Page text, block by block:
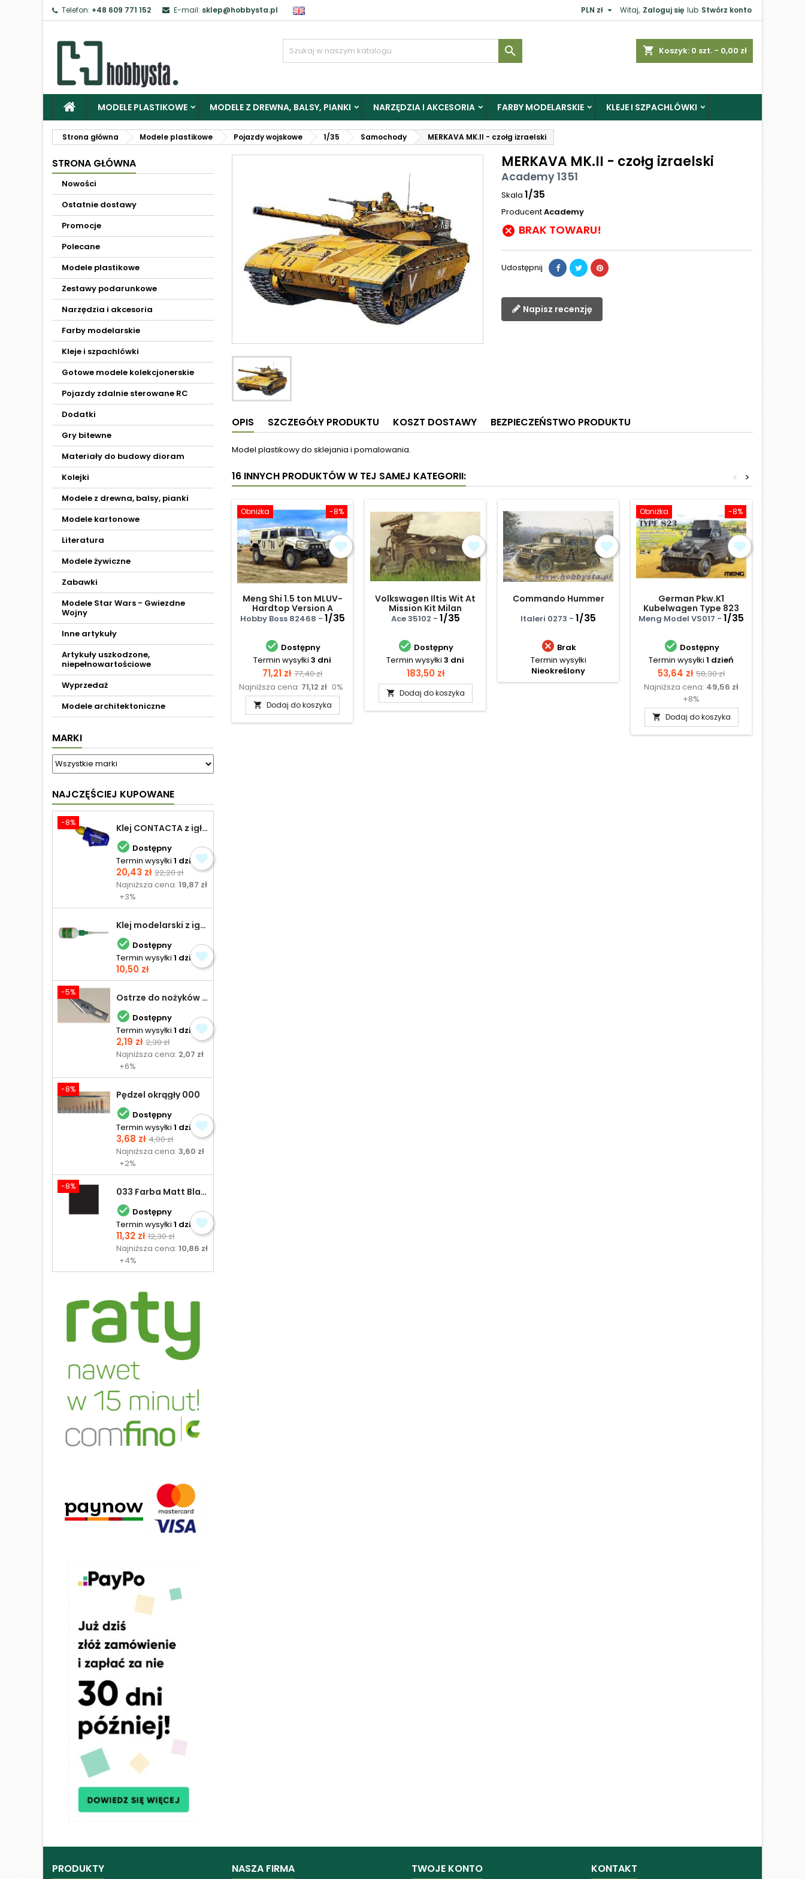
Telefon: +48 609 771 152 E-mail: sklep@hobbysta.pl Witaj, Zaloguj się lub Stwórz konto
PLN zł 
shopping_cart Koszyk: 0 szt. - 0,00 zł

MODELE PLASTIKOWE MODELE Z DREWNA, BALSY, PIANKI NARZĘDZIA I AKCESORIA FARBY MODELARSKIE KLEJE I SZPACHLÓWKI
Strona główna Modele plastikowe Pojazdy wojskowe 1/35 Samochody MERKAVA MK.II - czołg izraelski
STRONA GŁÓWNA
Nowości
Ostatnie dostawy
Promocje
Polecane
Modele plastikowe
Zestawy podarunkowe
Narzędzia i akcesoria
Farby modelarskie
Kleje i szpachlówki
Gotowe modele kolekcjonerskie
Pojazdy zdalnie sterowane RC
Dodatki
Gry bitewne
Materiały do budowy dioram
Kolejki
Modele z drewna, balsy, pianki
Modele kartonowe
Literatura
Modele żywiczne
Zabawki
Modele Star Wars - Gwiezdne
Wojny
Inne artykuły
Artykuły uszkodzone,
niepełnowartościowe
Wyprzedaż
Modele architektoniczne
MARKI
NAJCZĘŚCIEJ KUPOWANE
-8% Klej CONTACTA z igłą do plastiku 25,0 g
 Dostępny
Termin wysyłki 1 dzień
Cena
20,43 zł Cena
podstawowa
22,20 zł
Najniższa cena:19,87 zł
+3%
Klej modelarski z igłą 30 ml
 Dostępny
Termin wysyłki 1 dzień
Cena
10,50 zł
-5% Ostrze do nożyków Excel
 Dostępny
Termin wysyłki 1 dzień
Cena
2,19 zł Cena
podstawowa
2,30 zł
Najniższa cena: 2,07 zł
+6%
-8% Pędzel okrągły 000
 Dostępny
Termin wysyłki 1 dzień
Cena
3,68 zł Cena
podstawowa
4,00 zł
Najniższa cena:3,60 zł
+2%
-8% 033 Farba Matt Black - olejna
 Dostępny
Termin wysyłki 1 dzień
Cena
11,32 zł Cena
podstawowa
12,30 zł
Najniższa cena:10,86 zł
+4%
MERKAVA MK.II - czołg izraelski
Academy 1351
Skala 1/35
ProducentAcademy
 BRAK TOWARU!
Udostępnij
Napisz recenzję
OPIS SZCZEGÓŁY PRODUKTU KOSZT DOSTAWY BEZPIECZEŃSTWO PRODUKTU
Model plastikowy do sklejania i pomalowania.
16 INNYCH PRODUKTÓW W TEJ SAMEJ KATEGORII: >
<
-8%
Obniżka
Meng Shi 1.5 ton MLUV-
Hardtop Version A
Hobby Boss 82468 - 1/35
 Dostępny
Termin wysyłki 3 dni
Cena
71,21 zł Cena
podstawowa
77,40 zł
Najniższa cena: 71,12 zł 0%
 Dodaj do koszyka
Volkswagen Iltis Wit At
Mission Kit Milan
Ace 35102 - 1/35
 Dostępny
Termin wysyłki 3 dni
Cena
183,50 zł
 Dodaj do koszyka
Commando Hummer
Italeri 0273 - 1/35
 Brak
Termin wysyłki
Nieokreślony
-8%
Obniżka
German Pkw.K1
Kubelwagen Type 823
Meng Model VS017 - 1/35
 Dostępny
Termin wysyłki 1 dzień
Cena
53,64 zł Cena
podstawowa
58,30 zł
Najniższa cena: 49,56 zł
+8%
 Dodaj do koszyka
PRODUKTY NASZA FIRMA TWOJE KONTO KONTAKT